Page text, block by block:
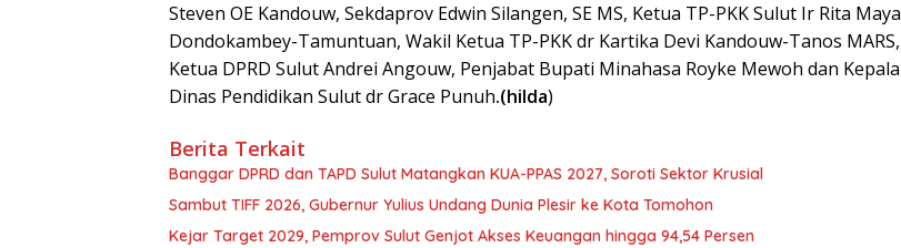
Steven OE Kandouw, Sekdaprov Edwin Silangen, SE MS, Ketua TP-PKK Sulut Ir Rita Maya
Dondokambey-Tamuntuan, Wakil Ketua TP-PKK dr Kartika Devi Kandouw-Tanos MARS,
Ketua DPRD Sulut Andrei Angouw, Penjabat Bupati Minahasa Royke Mewoh dan Kepala
Dinas Pendidikan Sulut dr Grace Punuh.(hilda)
Berita Terkait
Banggar DPRD dan TAPD Sulut Matangkan KUA-PPAS 2027, Soroti Sektor Krusial
Sambut TIFF 2026, Gubernur Yulius Undang Dunia Plesir ke Kota Tomohon
Kejar Target 2029, Pemprov Sulut Genjot Akses Keuangan hingga 94,54 Persen